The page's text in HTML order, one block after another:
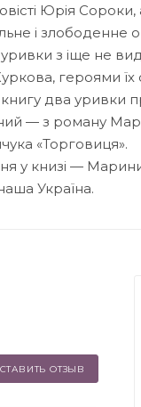
Юрія
і злободенне
з іще не
героями їх
два уривки
— з роману
«Торговиця».
у книзі —
Україна.
ОТЗЫВ